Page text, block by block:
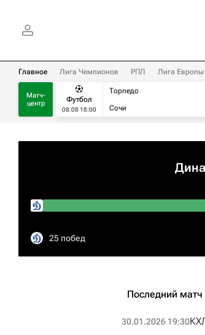
Главное Лига Чемпионов РПЛ Лига Европы
Матч-
центр
Футбол
08.08 18:00
Торпедо
Сочи
25 побед
Последний матч
30.01.2026 19:30